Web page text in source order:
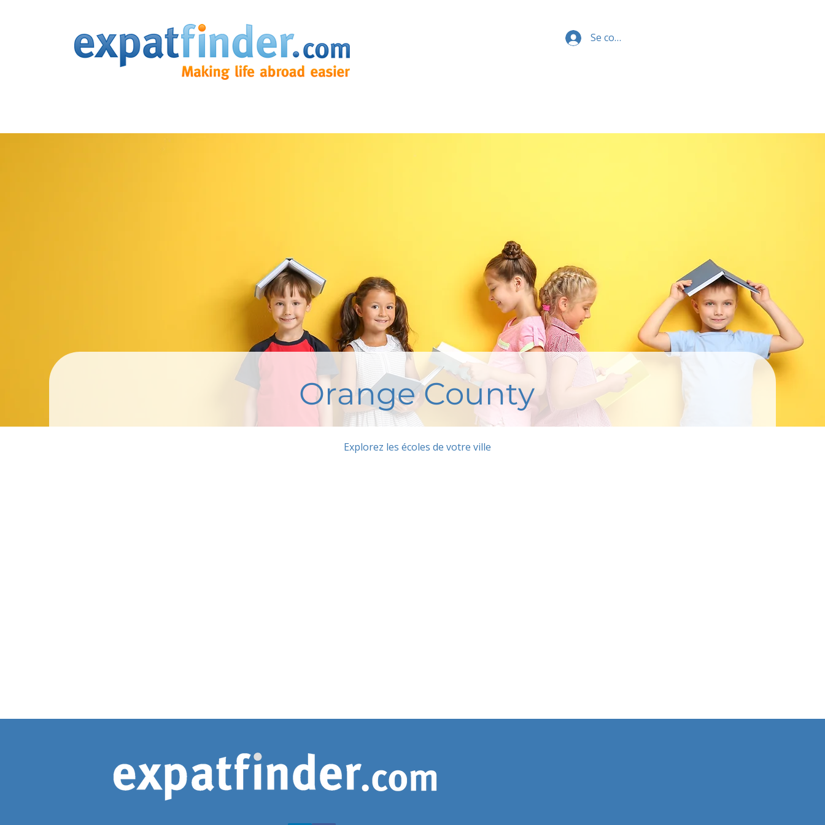
Se connecter
Orange County
Explorez les écoles de votre ville